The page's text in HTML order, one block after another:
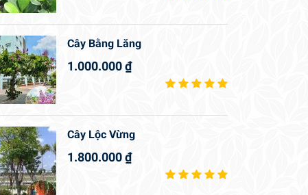
Cây Bằng Lăng
1.000.000₫
Cây Lộc Vừng
1.800.000₫